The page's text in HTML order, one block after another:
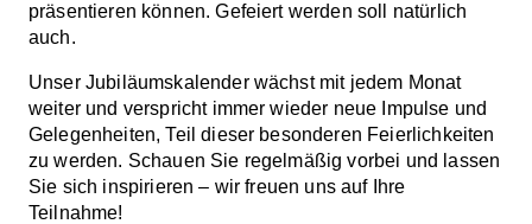
präsentieren können. Gefeiert werden soll natürlich
auch.
Unser Jubiläumskalender wächst mit jedem Monat
weiter und verspricht immer wieder neue Impulse und
Gelegenheiten, Teil dieser besonderen Feierlichkeiten
zu werden. Schauen Sie regelmäßig vorbei und lassen
Sie sich inspirieren – wir freuen uns auf Ihre
Teilnahme!